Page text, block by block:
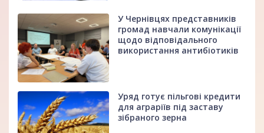
У Чернівцях представників
громад навчали комунікації
щодо відповідального
використання антибіотиків
Уряд готує пільгові кредити
для аграріїв під заставу
зібраного зерна